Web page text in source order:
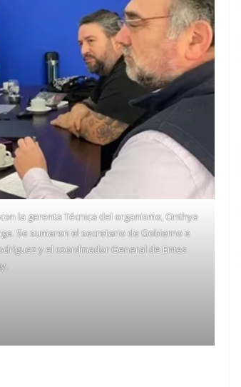
la gerenta Técnica del organismo, Cinthya
Se sumaron el secretario de Gobierno e
y el coordinador General de Entes